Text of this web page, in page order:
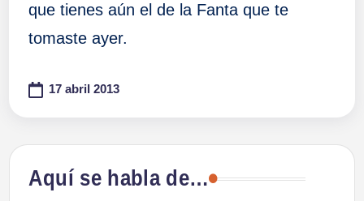
que tienes aún el de la Fanta que te
tomaste ayer.
17 abril 2013
Aquí se habla de…